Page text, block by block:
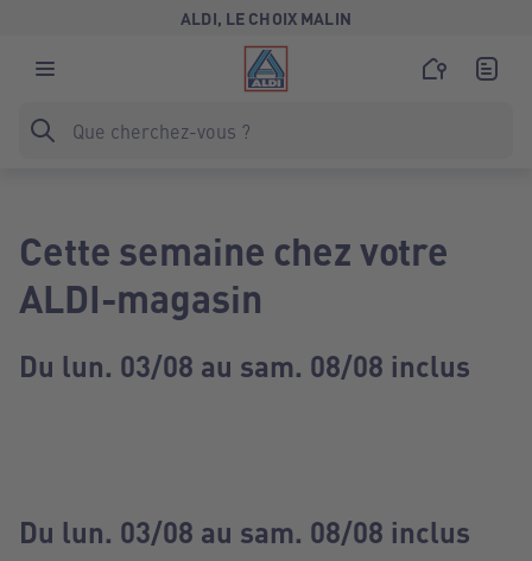
ALDI, LE CHOIX MALIN
Cette semaine chez votre
ALDI-magasin
Du lun. 03/08 au sam. 08/08 inclus
Du lun. 03/08 au sam. 08/08 inclus